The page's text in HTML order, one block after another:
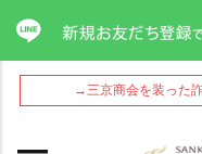
→三京商会を装った